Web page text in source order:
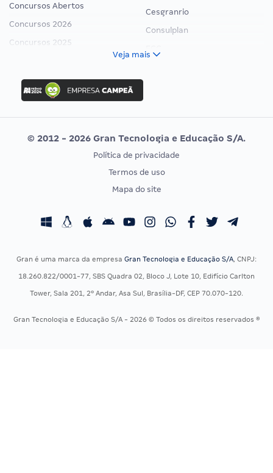
Concursos Abertos
Concursos 2026
Concursos 2025
Concurso Ibama
Concurso MPU
Editais publicados
Cesgranrio
Consulplan
Vunesp
CONCURSOS POR PROFISSÃO
Concursos Fiscais
Concursos Saúde
Residência Multiprofissional
EXAME DE ORDEM
Calendário OAB
Veja mais
© 2012 - 2026 Gran Tecnologia e Educação S/A.
Política de privacidade
Termos de uso
Mapa do site
Gran é uma marca da empresa Gran Tecnologia e Educação S/A, CNPJ:
18.260.822/0001-77, SBS Quadra 02, Bloco J, Lote 10, Edifício Carlton
Tower, Sala 201, 2º Andar, Asa Sul, Brasília-DF, CEP 70.070-120.
Gran Tecnologia e Educação S/A - 2026 © Todos os direitos reservados ®